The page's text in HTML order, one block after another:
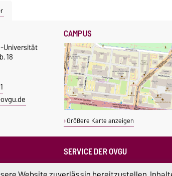
Universität
18
CAMPUS
Größere Karte anzeigen
SERVICE DER OVGU
Infopoint & Fundbüro